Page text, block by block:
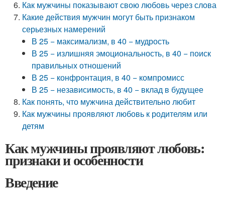
Как мужчины показывают свою любовь через слова
Какие действия мужчин могут быть признаком
серьезных намерений
В 25 − максимализм, в 40 − мудрость
В 25 − излишняя эмоциональность, в 40 − поиск
правильных отношений
В 25 − конфронтация, в 40 − компромисс
В 25 − независимость, в 40 − вклад в будущее
Как понять, что мужчина действительно любит
Как мужчины проявляют любовь к родителям или
детям
Как мужчины проявляют любовь:
признаки и особенности
Введение